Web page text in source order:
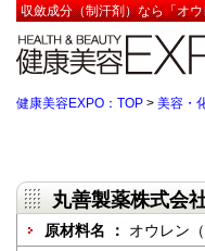
収斂成分（制汗剤）なら「オ
健康美容EXPO：TOP > 美容・
丸善製薬株式会
原材料名 ： オウレン